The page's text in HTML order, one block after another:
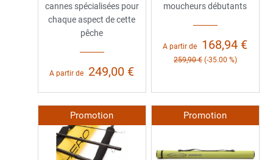
cannes spécialisées pour
chaque aspect de cette
pêche
A partir de 249,00 €
moucheurs débutants
A partir de 168,94 €
259,90 € (-35.00 %)
Promotion Promotion